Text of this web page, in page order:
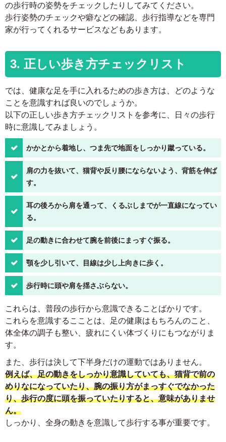
の歩行時の姿勢をチェックしたりしてみてください。
歩行姿勢のチェックや癖などの確認、歩行指導などを専門
家が行ってくれるサービスなどもあります。
3. 正しい歩き方チェックリスト
では、健康な足を手に入れるための歩き方は、どのような
ことを意識すれば良いのでしょうか。
以下の正しい歩き方チェックリストを参考に、日々の歩行
時に意識してみましょう。
かかとから着地し、つま先で地面をしっかり蹴っている。
肩の力を抜いて、猫背や反り腰にならないよう、背筋を伸ば
す。
耳の後ろから肩を通って、くるぶしまでが一直線になってい
る。
足の動きに合わせて腕を前後にまっすぐ振る。
顎を少し引いて、目線は少し上向きに歩く。
歩行時に頭や肩を揺さぶらない。
これらは、普段の歩行から意識できることばかりです。
これらを意識するこことは、足の健康はもちろんのこと、
体全体の調子も整い、疲れにくい体づくりにもつながりま
す。
また、歩行は決して下半身だけの運動ではありません。
例えば、足の動きをしっかり意識していても、猫背で前の
めりなになっていたり、腕の振り方がまっすぐでなかった
り、歩行の度に頭を振っていたりすると、意味がありませ
ん。
しっかり、全身の動きを意識して歩行する事が重要です。